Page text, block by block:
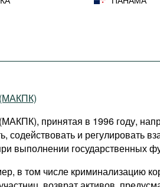
(МАКПК)
принятая в 1996 году,
содействовать и регулировать
выполнении государственных
в том числе криминализацию